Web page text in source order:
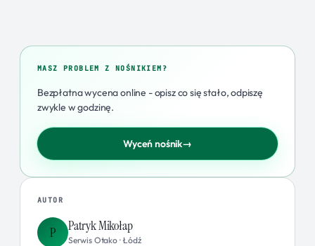
MASZ PROBLEM Z NOŚNIKIEM?
Bezpłatna wycena online - opisz co się stało, odpiszę
zwykle w godzinę.
Wyceń nośnik→
AUTOR
P Patryk Mikołap
Serwis Otako · Łódź